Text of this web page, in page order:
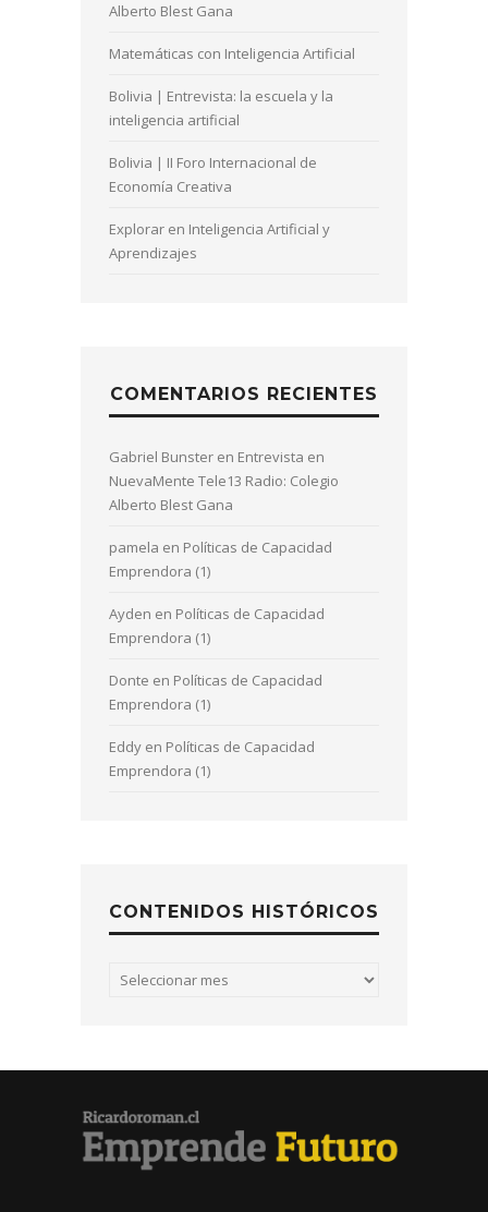
Alberto Blest Gana
Matemáticas con Inteligencia Artificial
Bolivia | Entrevista: la escuela y la
inteligencia artificial
Bolivia | II Foro Internacional de
Economía Creativa
Explorar en Inteligencia Artificial y
Aprendizajes
COMENTARIOS RECIENTES
Gabriel Bunster en Entrevista en
NuevaMente Tele13 Radio: Colegio
Alberto Blest Gana
pamela en Políticas de Capacidad
Emprendora (1)
Ayden en Políticas de Capacidad
Emprendora (1)
Donte en Políticas de Capacidad
Emprendora (1)
Eddy en Políticas de Capacidad
Emprendora (1)
CONTENIDOS HISTÓRICOS
Contenidos